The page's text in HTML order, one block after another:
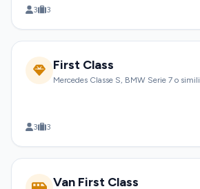
3 3
First Class
Mercedes Classe S, BMW Serie 7 o simili
3 3
Van First Class